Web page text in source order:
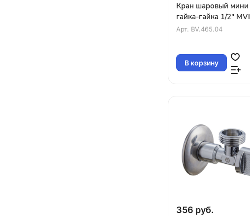
Кран шаровый мини
гайка-гайка 1/2" MVI
Арт. BV.465.04
В корзину
356 руб.